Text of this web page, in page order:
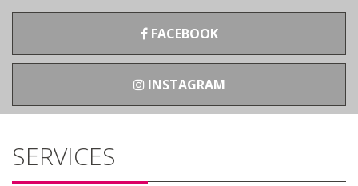
FACEBOOK
INSTAGRAM
SERVICES